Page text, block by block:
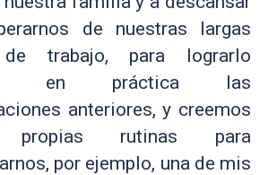
de nuestras largas
de trabajo, para lograrlo
en práctica las
anteriores, y creemos
propias rutinas para
por ejemplo, una de mis